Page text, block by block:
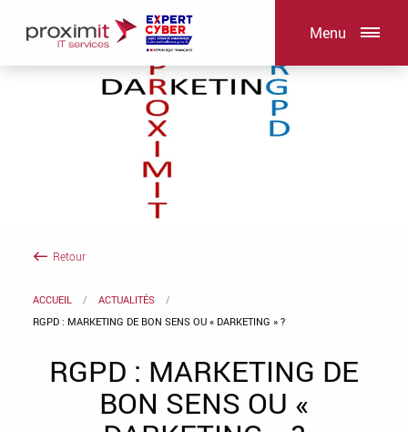
Menu
Retour
ACCUEIL
ACTUALITÉS
RGPD : MARKETING DE BON SENS OU « DARKETING » ?
RGPD : MARKETING DE
BON SENS OU «